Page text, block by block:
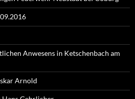
Anwesens in Ketschenbach am
Arnold